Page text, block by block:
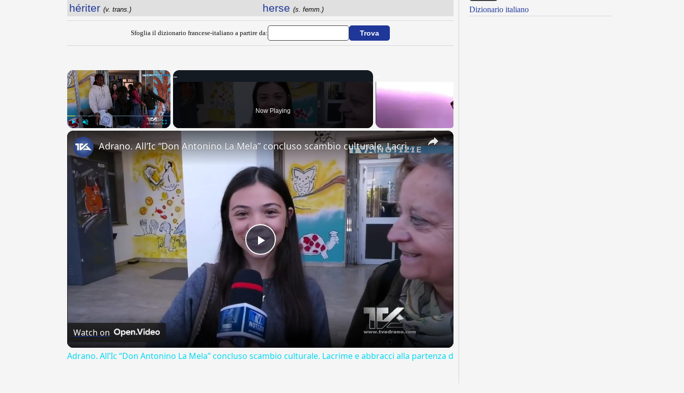
hériter (v. trans.) herse (s. femm.)
Sfoglia il dizionario francese-italiano a partire da:
×
Now Playing
×
Play
Video
Adrano. All’Ic “Don Antonino La Mela” concluso scambio culturale. Lacrime e abbracci alla partenza d
Watch on
Adrano. All’Ic “Don Antonino La Mela” concluso scambio culturale. Lacrime e abbracci alla partenza d
Dizionario italiano